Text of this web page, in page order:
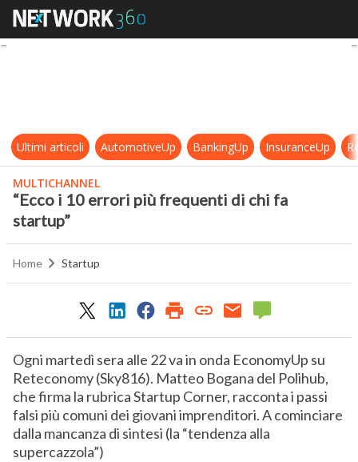
“Ecco i 10 errori più frequenti di
Ultimi articoli AutomotiveUp BankingUp InsuranceUp
MULTICHANNEL
“Ecco i 10 errori più frequenti di chi fa
startup”
Home Startup
Ogni martedì sera alle 22 va in onda EconomyUp su
Reteconomy (Sky816). Matteo Bogana del Polihub,
che firma la rubrica Startup Corner, racconta i passi
falsi più comuni dei giovani imprenditori. A cominciare
dalla mancanza di sintesi (la “tendenza alla
supercazzola”)